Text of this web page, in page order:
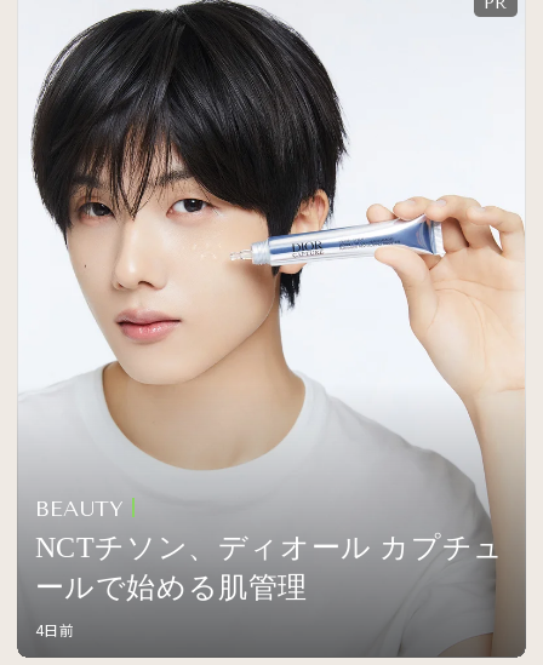
BEAUTY
NCTチソン、ディオール カプチュ
ールで始める肌管理
4日前